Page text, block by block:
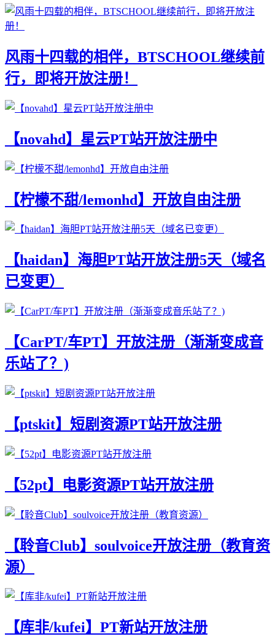
风雨十四载的相伴，BTSCHOOL继续前
行，即将开放注册！
【novahd】星云PT站开放注册中
【柠檬不甜/lemonhd】开放自由注册
【haidan】海胆PT站开放注册5天（域名
已变更）
【CarPT/车PT】开放注册（渐渐变成音
乐站了？)
【ptskit】短剧资源PT站开放注册
【52pt】电影资源PT站开放注册
【聆音Club】soulvoice开放注册（教育资
源）
【库非/kufei】PT新站开放注册